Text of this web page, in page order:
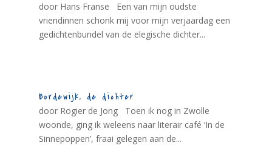
door Hans Franse Een van mijn oudste
vriendinnen schonk mij voor mijn verjaardag een
gedichtenbundel van de elegische dichter...
Bordewijk, de dichter
door Rogier de Jong Toen ik nog in Zwolle
woonde, ging ik weleens naar literair café ‘In de
Sinnepoppen’, fraai gelegen aan de...